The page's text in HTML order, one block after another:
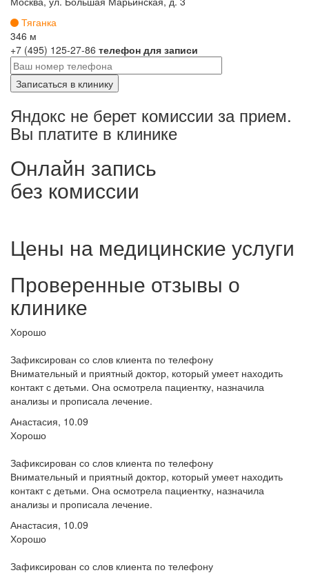
Тяганка
346 м
+7 (495) 125-27-86 телефон для записи
Яндокс не берет комиссии за прием.
Вы платите в клинике
Онлайн запись
без комиссии
Цены на медицинские услуги
Проверенные отзывы о
клинике
Хорошо
Зафиксирован со слов клиента по телефону
Внимательный и приятный доктор, который умеет находить
контакт с детьми. Она осмотрела пациентку, назначила
анализы и прописала лечение.
Анастасия, 10.09
Хорошо
Зафиксирован со слов клиента по телефону
Внимательный и приятный доктор, который умеет находить
контакт с детьми. Она осмотрела пациентку, назначила
анализы и прописала лечение.
Анастасия, 10.09
Хорошо
Зафиксирован со слов клиента по телефону